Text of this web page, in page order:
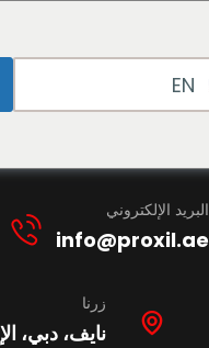
البريد الإلكتروني
info@proxil.ae
زرنا
نايف، دبي،